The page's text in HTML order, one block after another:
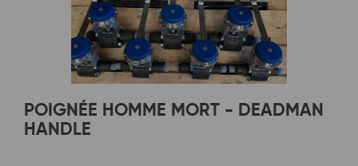
POIGNÉE HOMME MORT - DEADMAN
HANDLE